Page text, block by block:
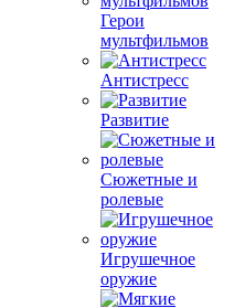
Герои
мультфильмов
Антистресс
Развитие
Сюжетные и
ролевые
Игрушечное
оружие